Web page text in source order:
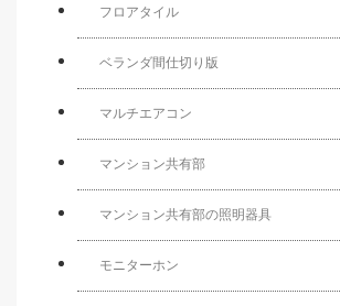
フロアタイル
ベランダ間仕切り版
マルチエアコン
マンション共有部
マンション共有部の照明器具
モニターホン